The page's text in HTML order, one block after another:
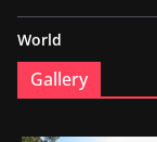
World
Gallery